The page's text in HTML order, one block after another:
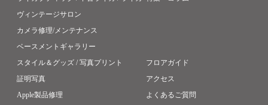
ヴィンテージサロン
カメラ修理/メンテナンス
ベースメントギャラリー
スタイル＆グッズ / 写真プリント
証明写真
Apple製品修理
フロアガイド
アクセス
よくあるご質問